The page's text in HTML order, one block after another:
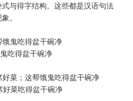
与得字结构。这些都是汉语句法
。
饿鬼吃得盆干碗净
吃得盆干碗净
好菜；这帮饿鬼吃得盆干碗净
好菜吃得盆干碗净